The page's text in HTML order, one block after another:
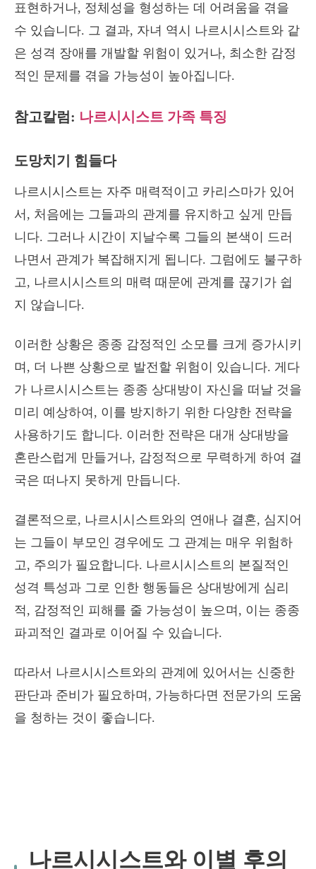
표현하거나, 정체성을 형성하는 데 어려움을 겪을
수 있습니다. 그 결과, 자녀 역시 나르시시스트와 같
은 성격 장애를 개발할 위험이 있거나, 최소한 감정
적인 문제를 겪을 가능성이 높아집니다.
참고칼럼: 나르시시스트 가족 특징
도망치기 힘들다
나르시시스트는 자주 매력적이고 카리스마가 있어
서, 처음에는 그들과의 관계를 유지하고 싶게 만듭
니다. 그러나 시간이 지날수록 그들의 본색이 드러
나면서 관계가 복잡해지게 됩니다. 그럼에도 불구하
고, 나르시시스트의 매력 때문에 관계를 끊기가 쉽
지 않습니다.
이러한 상황은 종종 감정적인 소모를 크게 증가시키
며, 더 나쁜 상황으로 발전할 위험이 있습니다. 게다
가 나르시시스트는 종종 상대방이 자신을 떠날 것을
미리 예상하여, 이를 방지하기 위한 다양한 전략을
사용하기도 합니다. 이러한 전략은 대개 상대방을
혼란스럽게 만들거나, 감정적으로 무력하게 하여 결
국은 떠나지 못하게 만듭니다.
결론적으로, 나르시시스트와의 연애나 결혼, 심지어
는 그들이 부모인 경우에도 그 관계는 매우 위험하
고, 주의가 필요합니다. 나르시시스트의 본질적인
성격 특성과 그로 인한 행동들은 상대방에게 심리
적, 감정적인 피해를 줄 가능성이 높으며, 이는 종종
파괴적인 결과로 이어질 수 있습니다.
따라서 나르시시스트와의 관계에 있어서는 신중한
판단과 준비가 필요하며, 가능하다면 전문가의 도움
을 청하는 것이 좋습니다.
나르시시스트와 이별 후의